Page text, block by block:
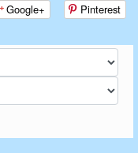
Google+ Pinterest